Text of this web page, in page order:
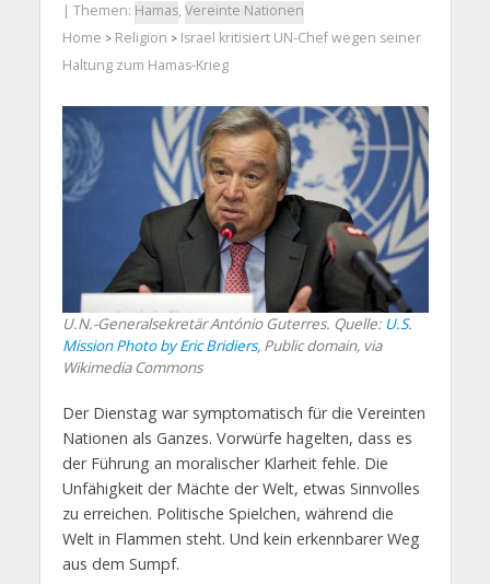
| Themen: Hamas, Vereinte Nationen
Home > Religion > Israel kritisiert UN-Chef wegen seiner
Haltung zum Hamas-Krieg
U.N.-Generalsekretär António Guterres. Quelle: U.S.
Mission Photo by Eric Bridiers, Public domain, via
Wikimedia Commons
Der Dienstag war symptomatisch für die Vereinten
Nationen als Ganzes. Vorwürfe hagelten, dass es
der Führung an moralischer Klarheit fehle. Die
Unfähigkeit der Mächte der Welt, etwas Sinnvolles
zu erreichen. Politische Spielchen, während die
Welt in Flammen steht. Und kein erkennbarer Weg
aus dem Sumpf.